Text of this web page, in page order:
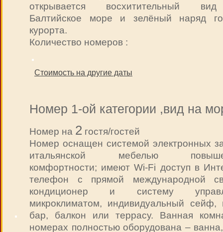
открывается восхитительный
Балтийское море и зелёный наряд
курорта.
Количество номеров :
Стоимость на другие даты
Номер 1-ой категории ,вид на
Номер на 2 гостя/гостей
Номер оснащен системой электронных
итальянской мебелью
комфортности; имеют Wi-Fi доступ в
телефон с прямой международной
кондиционер и систему
микроклиматом, индивидуальный сейф,
бар, балкон или террасу. Ванная
номерах полностью оборудована –